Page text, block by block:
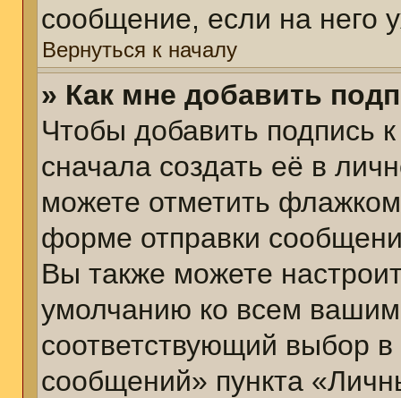
сообщение, если на него
Вернуться к началу
» Как мне добавить
Чтобы добавить
сначала создать её в
можете отметить
форме отправки
Вы также можете
умолчанию ко всем
соответствующий выбор
сообщений» пункта